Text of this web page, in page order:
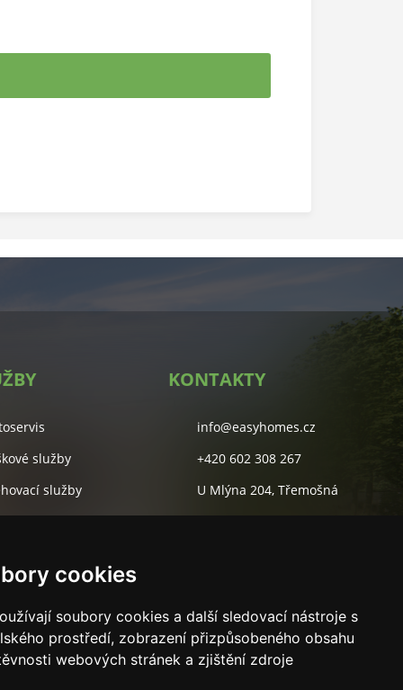
cookies
soubory cookies a další sledovací nástroje s
prostředí, zobrazení přizpůsobeného obsahu
webových stránek a zjištění zdroje
služby
služby
služby
KONTAKTY
info@easyhomes.cz
+420 602 308 267
U Mlýna 204, Třemošná
Studentská 55A, Plzeň